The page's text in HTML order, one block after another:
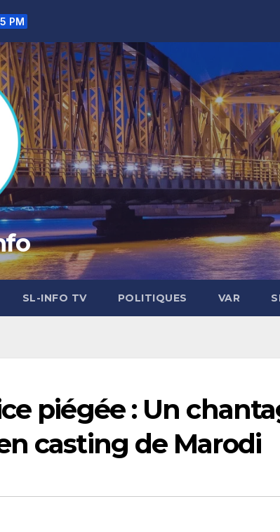
PM
SL-INFO TV POLITIQUES VAR
piégée : Un
casting de Marodi